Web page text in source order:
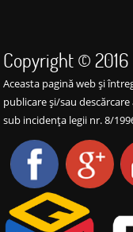
Copyright ©
Aceasta pagină web şi
publicare şi/sau
sub incidenţa legii nr. 8/